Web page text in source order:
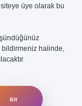
üye olarak bu
bildirmeniz halinde,